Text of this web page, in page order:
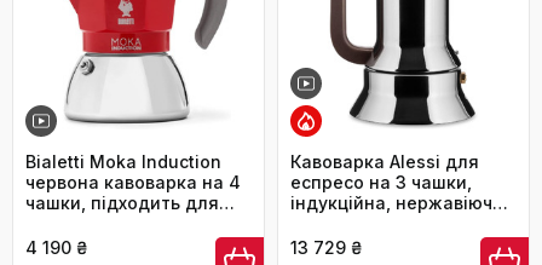
Bialetti Moka Induction
червона кавоварка на 4
чашки, підходить для
4 190 ₴
Кавоварка Alessi для
еспресо на 3 чашки,
індукційна, нержавіюча
7x11,5x14 см, модель
13 729 ₴